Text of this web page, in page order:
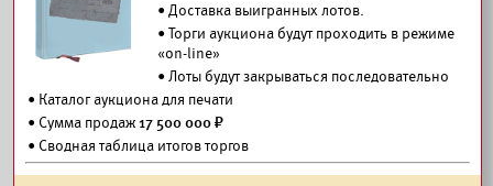
• Доставка выигранных лотов.
• Торги аукциона будут проходить в режиме
«on-line»
• Лоты будут закрываться последовательно
• Каталог аукциона для печати
• Сумма продаж17 500 000 ₽
• Сводная таблица итогов торгов